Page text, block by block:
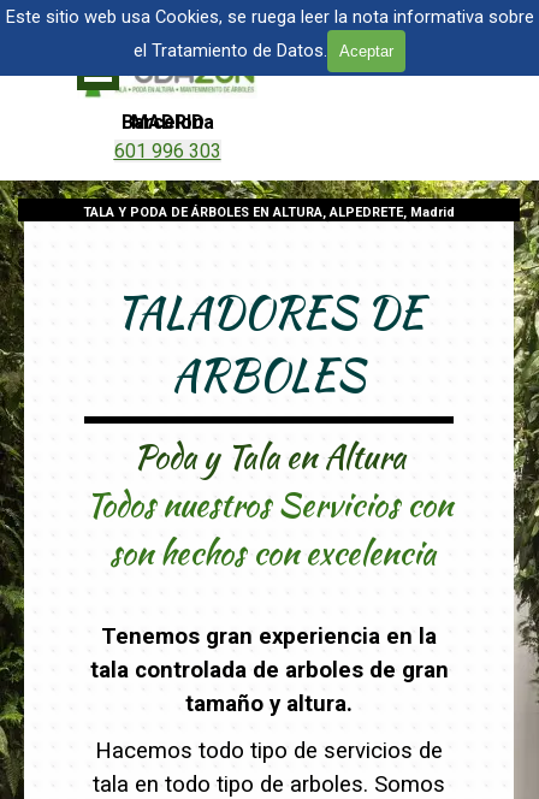
Este sitio web usa Cookies, se ruega leer la nota informativa sobre
el Tratamiento de Datos.
Aceptar
Vaya al ContenidoTALA Y PODA DE ÁRBOLES EN MADRID
Barcelona
601 996 303
MADRID
601 904 866
Saltar menú
TALA Y PODA DE ÁRBOLES EN ALTURA, ALPEDRETE, Madrid
TALADORES DE
ARBOLES
Poda y Tala en Altura
Todos nuestros Servicios con
son hechos con excelencia
Tenemos gran experiencia en la
tala controlada de arboles de gran
tamaño y altura.
Hacemos todo tipo de servicios de
tala en todo tipo de arboles. Somos